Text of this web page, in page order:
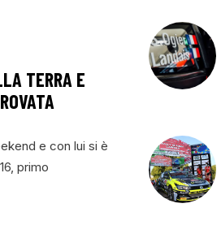
TERRA E
e con lui si è
primo